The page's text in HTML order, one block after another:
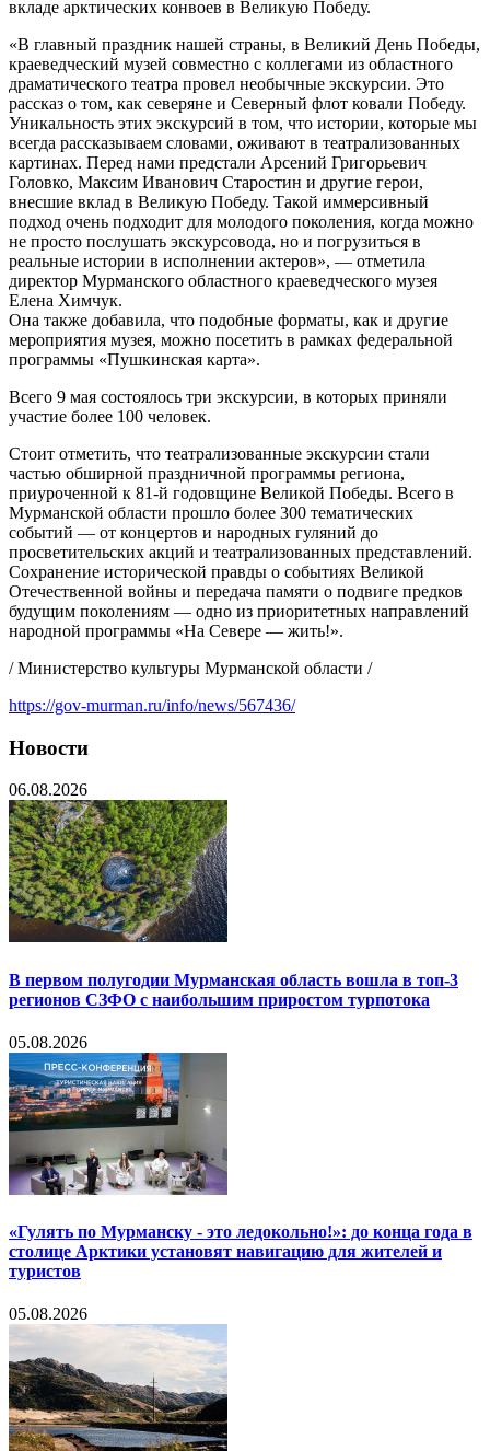
вкладе арктических конвоев в Великую Победу.
«В главный праздник нашей страны, в Великий День Победы,
краеведческий музей совместно с коллегами из областного
драматического театра провел необычные экскурсии. Это
рассказ о том, как северяне и Северный флот ковали Победу.
Уникальность этих экскурсий в том, что истории, которые мы
всегда рассказываем словами, оживают в театрализованных
картинах. Перед нами предстали Арсений Григорьевич
Головко, Максим Иванович Старостин и другие герои,
внесшие вклад в Великую Победу. Такой иммерсивный
подход очень подходит для молодого поколения, когда можно
не просто послушать экскурсовода, но и погрузиться в
реальные истории в исполнении актеров», — отметила
директор Мурманского областного краеведческого музея
Елена Химчук.
Она также добавила, что подобные форматы, как и другие
мероприятия музея, можно посетить в рамках федеральной
программы «Пушкинская карта».
Всего 9 мая состоялось три экскурсии, в которых приняли
участие более 100 человек.
Стоит отметить, что театрализованные экскурсии стали
частью обширной праздничной программы региона,
приуроченной к 81-й годовщине Великой Победы. Всего в
Мурманской области прошло более 300 тематических
событий — от концертов и народных гуляний до
просветительских акций и театрализованных представлений.
Сохранение исторической правды о событиях Великой
Отечественной войны и передача памяти о подвиге предков
будущим поколениям — одно из приоритетных направлений
народной программы «На Севере — жить!».
/ Министерство культуры Мурманской области /
https://gov-murman.ru/info/news/567436/
Новости
06.08.2026
В первом полугодии Мурманская область вошла в топ-3
регионов СЗФО с наибольшим приростом турпотока
05.08.2026
«Гулять по Мурманску - это ледокольно!»: до конца года в
столице Арктики установят навигацию для жителей и
туристов
05.08.2026